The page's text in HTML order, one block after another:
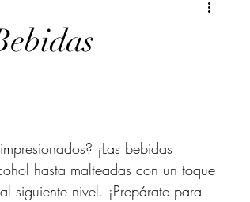
Festividades
¡Las bebidas
hasta malteadas con un toque
siguiente nivel. ¡Prepárate para